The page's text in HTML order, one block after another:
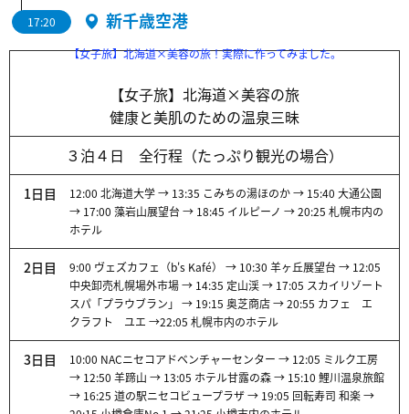
17:20 新千歳空港
【女子旅】北海道×美容の旅！実際に作ってみました。
【女子旅】北海道×美容の旅
健康と美肌のための温泉三昧
３泊４日 全行程（たっぷり観光の場合）
1日目
12:00 北海道大学 → 13:35 こみちの湯ほのか → 15:40 大通公園
→ 17:00 藻岩山展望台 → 18:45 イルピーノ → 20:25 札幌市内の
ホテル
2日目
9:00 ヴェズカフェ（b's Kafé） → 10:30 羊ヶ丘展望台 → 12:05
中央卸売札幌場外市場 → 14:35 定山渓 → 17:05 スカイリゾート
スパ「プラウブラン」 → 19:15 奥芝商店 → 20:55 カフェ エ
クラフト ユエ →22:05 札幌市内のホテル
3日目
10:00 NACニセコアドベンチャーセンター → 12:05 ミルク工房
→ 12:50 羊蹄山 → 13:05 ホテル甘露の森 → 15:10 鯉川温泉旅館
→ 16:25 道の駅ニセコビュープラザ → 19:05 回転寿司 和楽 →